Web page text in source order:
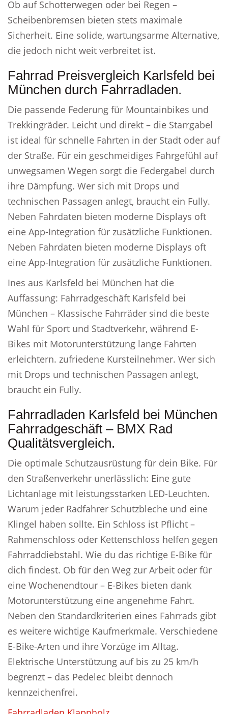
Ob auf Schotterwegen oder bei Regen –
Scheibenbremsen bieten stets maximale
Sicherheit. Eine solide, wartungsarme Alternative,
die jedoch nicht weit verbreitet ist.
Fahrrad Preisvergleich Karlsfeld bei
München durch Fahrradladen.
Die passende Federung für Mountainbikes und
Trekkingräder. Leicht und direkt – die Starrgabel
ist ideal für schnelle Fahrten in der Stadt oder auf
der Straße. Für ein geschmeidiges Fahrgefühl auf
unwegsamen Wegen sorgt die Federgabel durch
ihre Dämpfung. Wer sich mit Drops und
technischen Passagen anlegt, braucht ein Fully.
Neben Fahrdaten bieten moderne Displays oft
eine App-Integration für zusätzliche Funktionen.
Neben Fahrdaten bieten moderne Displays oft
eine App-Integration für zusätzliche Funktionen.
Ines aus Karlsfeld bei München hat die
Auffassung: Fahrradgeschäft Karlsfeld bei
München – Klassische Fahrräder sind die beste
Wahl für Sport und Stadtverkehr, während E-
Bikes mit Motorunterstützung lange Fahrten
erleichtern. zufriedene Kursteilnehmer. Wer sich
mit Drops und technischen Passagen anlegt,
braucht ein Fully.
Fahrradladen Karlsfeld bei München
Fahrradgeschäft – BMX Rad
Qualitätsvergleich.
Die optimale Schutzausrüstung für dein Bike. Für
den Straßenverkehr unerlässlich: Eine gute
Lichtanlage mit leistungsstarken LED-Leuchten.
Warum jeder Radfahrer Schutzbleche und eine
Klingel haben sollte. Ein Schloss ist Pflicht –
Rahmenschloss oder Kettenschloss helfen gegen
Fahrraddiebstahl. Wie du das richtige E-Bike für
dich findest. Ob für den Weg zur Arbeit oder für
eine Wochenendtour – E-Bikes bieten dank
Motorunterstützung eine angenehme Fahrt.
Neben den Standardkriterien eines Fahrrads gibt
es weitere wichtige Kaufmerkmale. Verschiedene
E-Bike-Arten und ihre Vorzüge im Alltag.
Elektrische Unterstützung auf bis zu 25 km/h
begrenzt – das Pedelec bleibt dennoch
kennzeichenfrei.